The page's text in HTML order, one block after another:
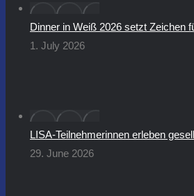
Dinner in Weiß 2026 setzt Zeichen
1. July 2026
LISA-Teilnehmerinnen erleben
29. June 2026